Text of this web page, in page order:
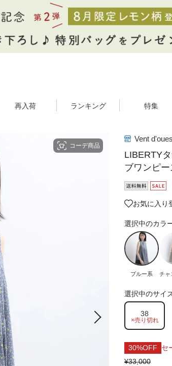
再入荷 ランキング 特集
コーデ商品
Vent
LIBERTY
ブワンピー
お気に入り
選択中のカラ
ブルー系 チャ
選択中のサイ
38
×売り切れ
30%OFF
セ
¥33,000